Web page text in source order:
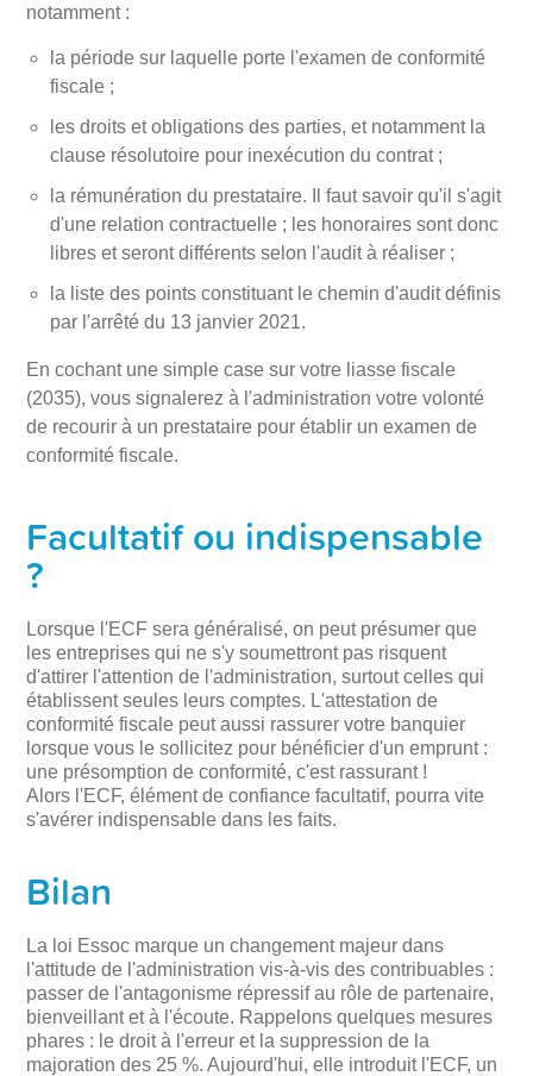
notamment :
la période sur laquelle porte l'examen de conformité
fiscale ;
les droits et obligations des parties, et notamment la
clause résolutoire pour inexécution du contrat ;
la rémunération du prestataire. Il faut savoir qu'il s'agit
d'une relation contractuelle ; les honoraires sont donc
libres et seront différents selon l'audit à réaliser ;
la liste des points constituant le chemin d'audit définis
par l'arrêté du 13 janvier 2021.
En cochant une simple case sur votre liasse fiscale
(2035), vous signalerez à l'administration votre volonté
de recourir à un prestataire pour établir un examen de
conformité fiscale.
Facultatif ou indispensable
?
Lorsque l'ECF sera généralisé, on peut présumer que
les entreprises qui ne s'y soumettront pas risquent
d'attirer l'attention de l'administration, surtout celles qui
établissent seules leurs comptes. L'attestation de
conformité fiscale peut aussi rassurer votre banquier
lorsque vous le sollicitez pour bénéficier d'un emprunt :
une présomption de conformité, c'est rassurant !
Alors l'ECF, élément de confiance facultatif, pourra vite
s'avérer indispensable dans les faits.
Bilan
La loi Essoc marque un changement majeur dans
l'attitude de l'administration vis-à-vis des contribuables :
passer de l'antagonisme répressif au rôle de partenaire,
bienveillant et à l'écoute. Rappelons quelques mesures
phares : le droit à l'erreur et la suppression de la
majoration des 25 %. Aujourd'hui, elle introduit l'ECF, un